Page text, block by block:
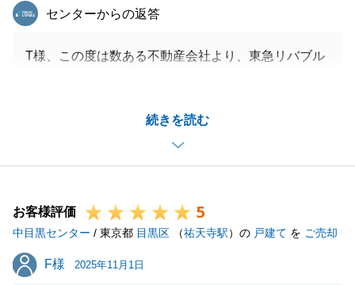
続きを読む
東急リバブル
センターからの返答
T様、この度は数ある不動産会社より、東急リバブル
自身も大変勉強になりました。あらためて感謝申し上
また、ご契約以降は、一筋縄でいかないこともありま
で、無事にお引渡しを迎えることができました。重ね
て御礼申し上げます。
ご相談をいただいてから、お引渡しまで約1年のお付
き合いとなり、これからT様とお会いすることが減っ
お客様評価 5
中目黒センター / 東京都 目黒区 （祐天寺駅）の 戸建て を ご売却
F様
F様 2025年11月1日